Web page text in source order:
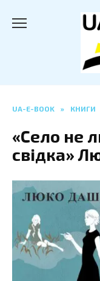
UA-E-BOOK » КНИГИ
«Село не
свідка»